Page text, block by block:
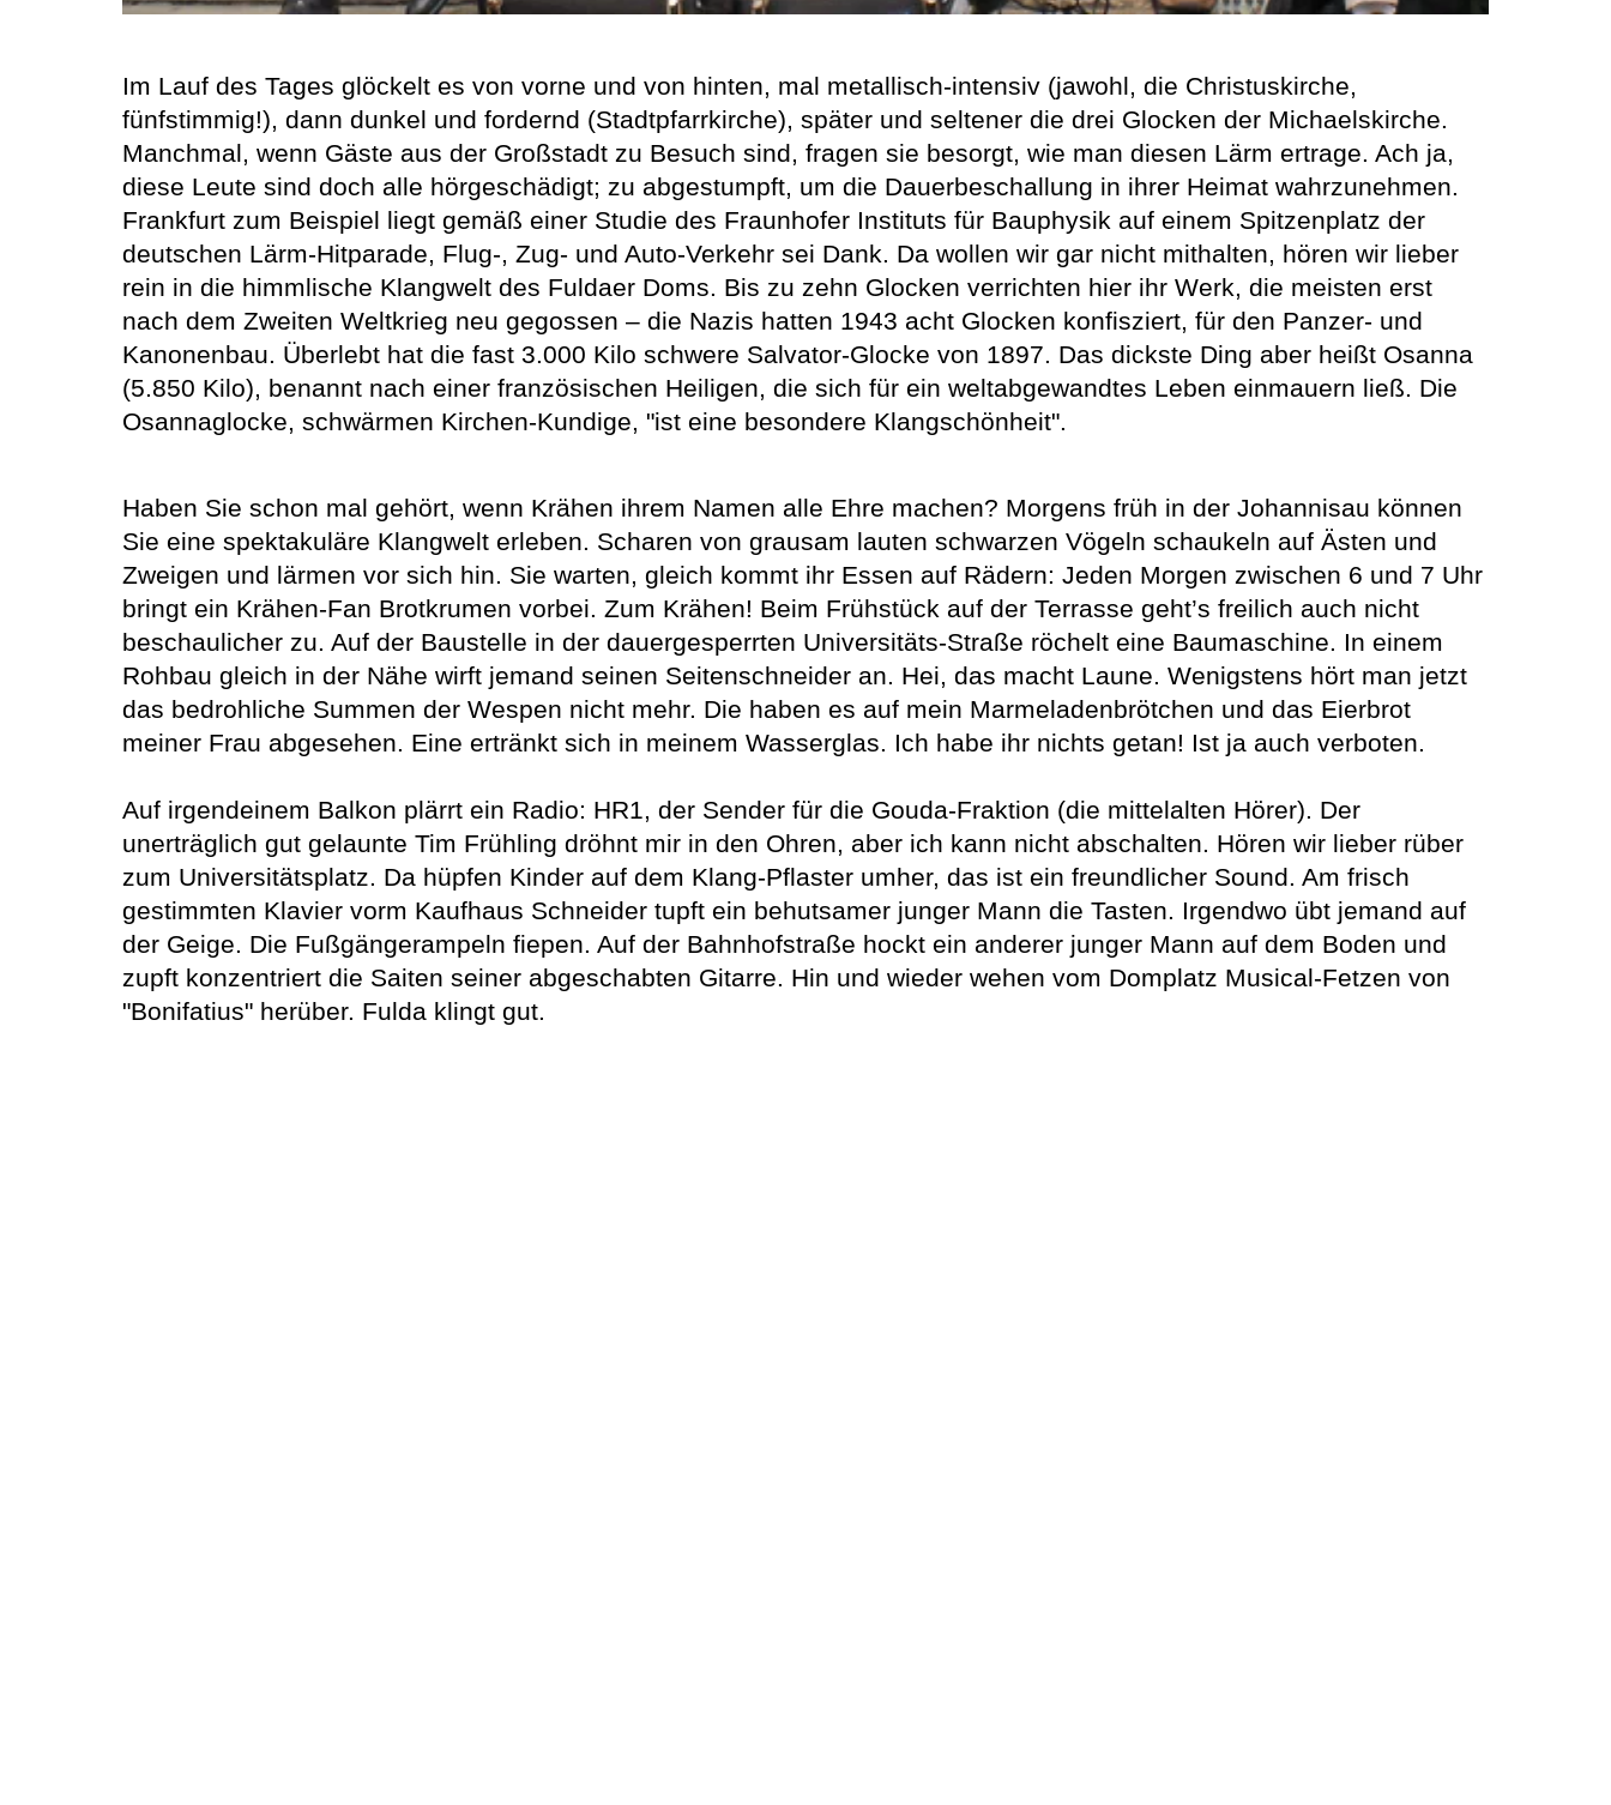
Im Lauf des Tages glöckelt es von vorne und von hinten, mal metallisch-intensiv (jawohl, die Christuskirche,
fünfstimmig!), dann dunkel und fordernd (Stadtpfarrkirche), später und seltener die drei Glocken der Michaelskirche.
Manchmal, wenn Gäste aus der Großstadt zu Besuch sind, fragen sie besorgt, wie man diesen Lärm ertrage. Ach ja,
diese Leute sind doch alle hörgeschädigt; zu abgestumpft, um die Dauerbeschallung in ihrer Heimat wahrzunehmen.
Frankfurt zum Beispiel liegt gemäß einer Studie des Fraunhofer Instituts für Bauphysik auf einem Spitzenplatz der
deutschen Lärm-Hitparade, Flug-, Zug- und Auto-Verkehr sei Dank. Da wollen wir gar nicht mithalten, hören wir lieber
rein in die himmlische Klangwelt des Fuldaer Doms. Bis zu zehn Glocken verrichten hier ihr Werk, die meisten erst
nach dem Zweiten Weltkrieg neu gegossen – die Nazis hatten 1943 acht Glocken konfisziert, für den Panzer- und
Kanonenbau. Überlebt hat die fast 3.000 Kilo schwere Salvator-Glocke von 1897. Das dickste Ding aber heißt Osanna
(5.850 Kilo), benannt nach einer französischen Heiligen, die sich für ein weltabgewandtes Leben einmauern ließ. Die
Osannaglocke, schwärmen Kirchen-Kundige, "ist eine besondere Klangschönheit".
Haben Sie schon mal gehört, wenn Krähen ihrem Namen alle Ehre machen? Morgens früh in der Johannisau können
Sie eine spektakuläre Klangwelt erleben. Scharen von grausam lauten schwarzen Vögeln schaukeln auf Ästen und
Zweigen und lärmen vor sich hin. Sie warten, gleich kommt ihr Essen auf Rädern: Jeden Morgen zwischen 6 und 7 Uhr
bringt ein Krähen-Fan Brotkrumen vorbei. Zum Krähen! Beim Frühstück auf der Terrasse geht’s freilich auch nicht
beschaulicher zu. Auf der Baustelle in der dauergesperrten Universitäts-Straße röchelt eine Baumaschine. In einem
Rohbau gleich in der Nähe wirft jemand seinen Seitenschneider an. Hei, das macht Laune. Wenigstens hört man jetzt
das bedrohliche Summen der Wespen nicht mehr. Die haben es auf mein Marmeladenbrötchen und das Eierbrot
meiner Frau abgesehen. Eine ertränkt sich in meinem Wasserglas. Ich habe ihr nichts getan! Ist ja auch verboten.
Auf irgendeinem Balkon plärrt ein Radio: HR1, der Sender für die Gouda-Fraktion (die mittelalten Hörer). Der
unerträglich gut gelaunte Tim Frühling dröhnt mir in den Ohren, aber ich kann nicht abschalten. Hören wir lieber rüber
zum Universitätsplatz. Da hüpfen Kinder auf dem Klang-Pflaster umher, das ist ein freundlicher Sound. Am frisch
gestimmten Klavier vorm Kaufhaus Schneider tupft ein behutsamer junger Mann die Tasten. Irgendwo übt jemand auf
der Geige. Die Fußgängerampeln fiepen. Auf der Bahnhofstraße hockt ein anderer junger Mann auf dem Boden und
zupft konzentriert die Saiten seiner abgeschabten Gitarre. Hin und wieder wehen vom Domplatz Musical-Fetzen von
"Bonifatius" herüber. Fulda klingt gut.